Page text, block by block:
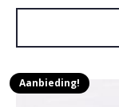
uit 5
Aanbieding!